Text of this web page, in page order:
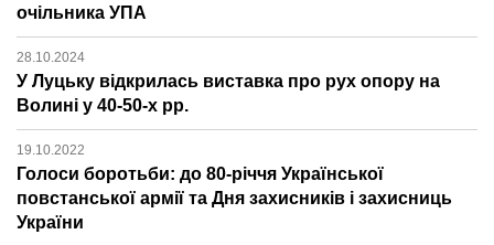
очільника УПА
28.10.2024
У Луцьку відкрилась виставка про рух опору на
Волині у 40-50-х рр.
19.10.2022
Голоси боротьби: до 80-річчя Української
повстанської армії та Дня захисників і захисниць
України